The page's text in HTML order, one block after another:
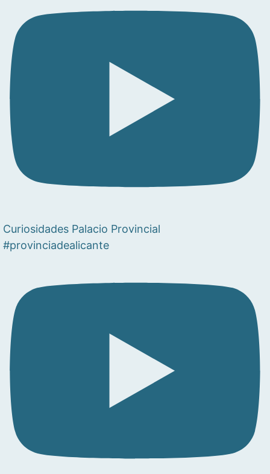
Curiosidades Palacio Provincial
#provinciadealicante